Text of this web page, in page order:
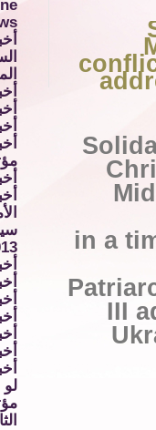
in a
III
لو